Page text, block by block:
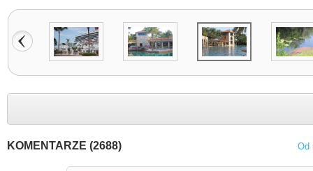
KOMENTARZE (2688) Od